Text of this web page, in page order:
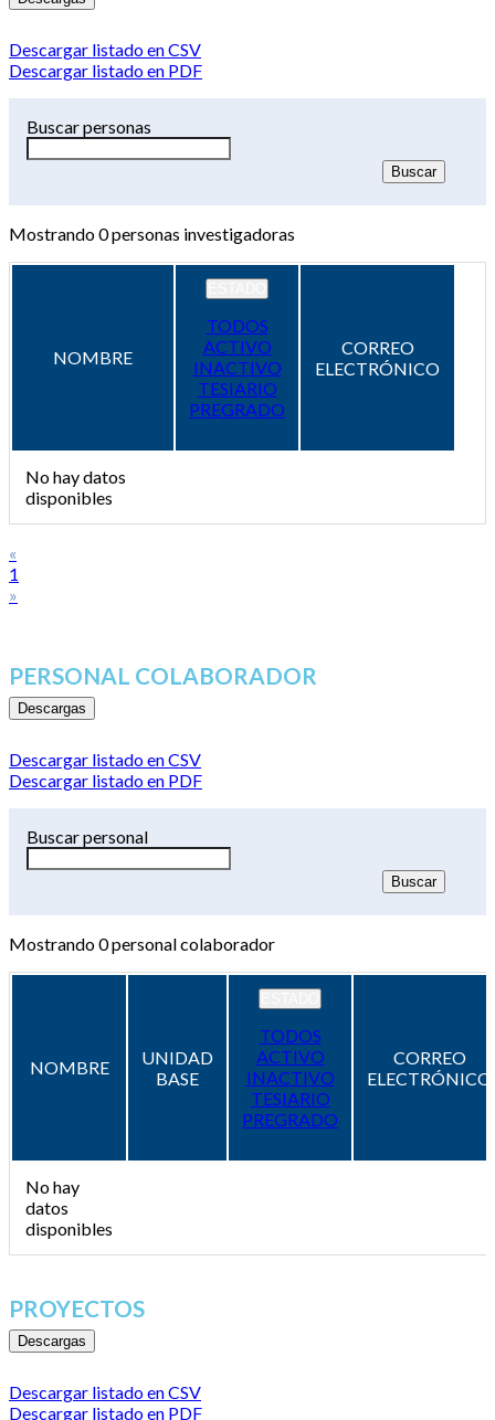
Descargar listado en CSV
Descargar listado en PDF
Buscar personas
Mostrando0personas investigadoras
NOMBRE
TODOS
ACTIVO
INACTIVO
TESIARIO
PREGRADO
CORREO
ELECTRÓNICO
No hay datos
disponibles
«
1
»
PERSONAL COLABORADOR
Descargas
Descargar listado en CSV
Descargar listado en PDF
Buscar personal
Mostrando0personal colaborador
NOMBRE
UNIDAD
BASE
TODOS
ACTIVO
INACTIVO
TESIARIO
PREGRADO
CORREO
ELECTRÓNICO
No hay
datos
disponibles
PROYECTOS
Descargas
Descargar listado en CSV
Descargar listado en PDF